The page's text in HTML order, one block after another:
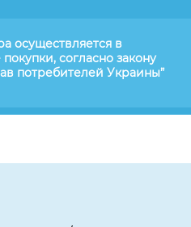
осуществляется в
согласно закону
потребителей Украины”